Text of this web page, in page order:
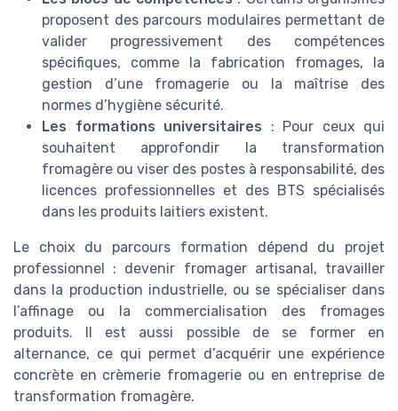
proposent des parcours modulaires permettant de
valider progressivement des compétences
spécifiques, comme la fabrication fromages, la
gestion d’une fromagerie ou la maîtrise des
normes d’hygiène sécurité.
Les formations universitaires : Pour ceux qui
souhaitent approfondir la transformation
fromagère ou viser des postes à responsabilité, des
licences professionnelles et des BTS spécialisés
dans les produits laitiers existent.
Le choix du parcours formation dépend du projet
professionnel : devenir fromager artisanal, travailler
dans la production industrielle, ou se spécialiser dans
l’affinage ou la commercialisation des fromages
produits. Il est aussi possible de se former en
alternance, ce qui permet d’acquérir une expérience
concrète en crèmerie fromagerie ou en entreprise de
transformation fromagère.